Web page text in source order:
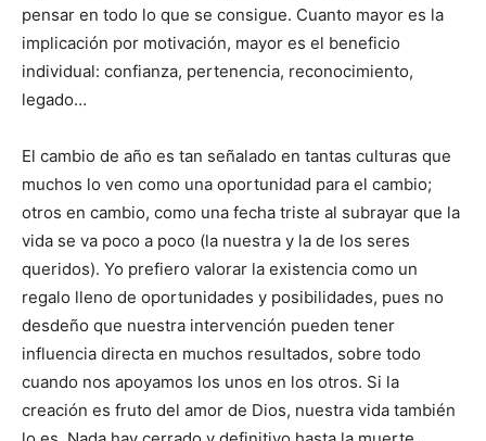
pensar en todo lo que se consigue. Cuanto mayor es la
implicación por motivación, mayor es el beneficio
individual: confianza, pertenencia, reconocimiento,
legado…
El cambio de año es tan señalado en tantas culturas que
muchos lo ven como una oportunidad para el cambio;
otros en cambio, como una fecha triste al subrayar que la
vida se va poco a poco (la nuestra y la de los seres
queridos). Yo prefiero valorar la existencia como un
regalo lleno de oportunidades y posibilidades, pues no
desdeño que nuestra intervención pueden tener
influencia directa en muchos resultados, sobre todo
cuando nos apoyamos los unos en los otros. Si la
creación es fruto del amor de Dios, nuestra vida también